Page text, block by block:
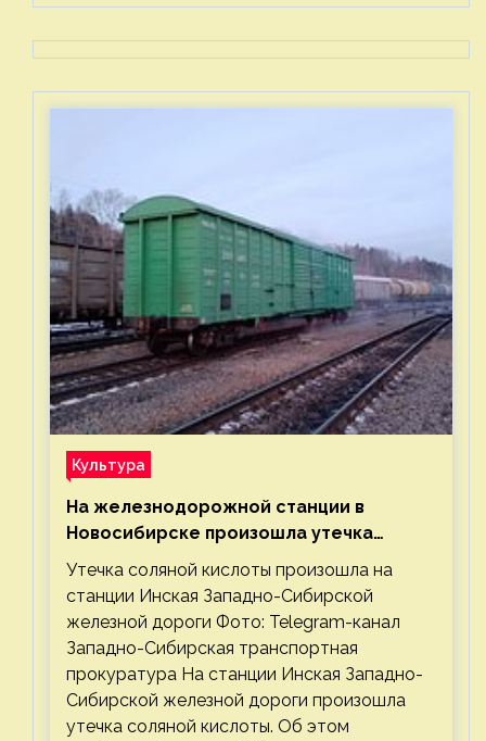
Культура
На железнодорожной станции в
Новосибирске произошла утечка
соляной кислоты
Утечка соляной кислоты произошла на
станции Инская Западно-Сибирской
железной дороги Фото: Telegram-канал
Западно-Сибирская транспортная
прокуратура На станции Инская Западно-
Сибирской железной дороги произошла
утечка соляной кислоты. Об этом